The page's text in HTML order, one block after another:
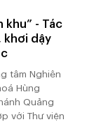
khu” - Tác
khơi dậy
tâm Nghiên
Hùng
Quảng
với Thư viện